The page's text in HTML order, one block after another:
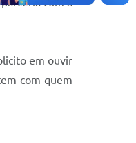
em ouvir
com quem